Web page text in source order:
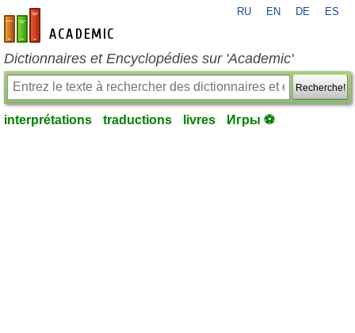
fr-academic.com
RU EN DE ES
Dictionnaires et Encyclopédies sur 'Academic'
Recherche!
interprétations traductions livres Игры ⚽